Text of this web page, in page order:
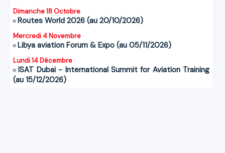
Dimanche 18 Octobre
Routes World 2026 (au 20/10/2026)
Mercredi 4 Novembre
Libya aviation Forum & Expo (au 05/11/2026)
Lundi 14 Décembre
ISAT Dubai - International Summit for Aviation Training
(au 15/12/2026)